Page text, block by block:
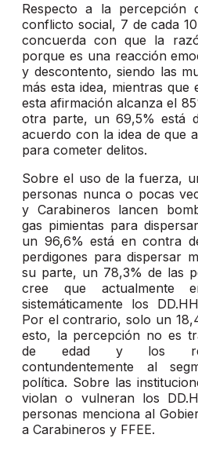
Respecto a la percepción
conflicto social, 7 de cada
concuerda con que la
porque es una reacción
y descontento, siendo las
más esta idea, mientras que
esta afirmación alcanza el
otra parte, un 69,5% está
acuerdo con la idea de que
para cometer delitos.
Sobre el uso de la fuerza,
personas nunca o pocas
y Carabineros lancen
gas pimientas para
un 96,6% está en contra
perdigones para dispersar
su parte, un 78,3% de las
cree que actualmente
sistemáticamente los
Por el contrario, solo un
esto, la percepción no es
de edad y los
contundentemente al
política. Sobre las
violan o vulneran los
personas menciona al
a Carabineros y FFEE.